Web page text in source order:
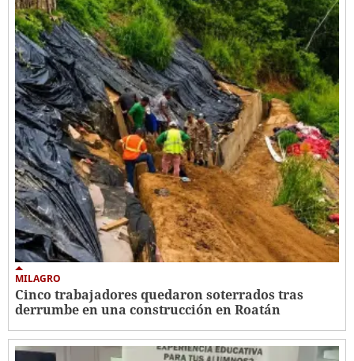
MILAGRO
Cinco trabajadores quedaron soterrados tras
derrumbe en una construcción en Roatán